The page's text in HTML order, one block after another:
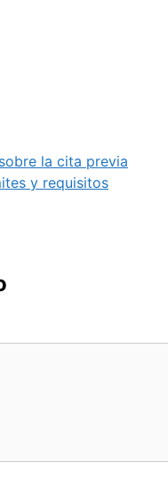
la cita previa
y requisitos